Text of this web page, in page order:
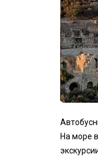
На море